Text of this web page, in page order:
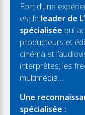
Fort d’une
est le leader de
spécialisée qui
producteurs et
cinéma et
interprètes, les
multimédia….
Une
spécialisée :